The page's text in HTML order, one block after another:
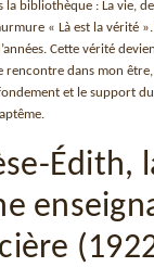
bibliothèque : La vie, de
« Là est la vérité
Cette vérité
rencontre dans mon
et le support
Édith,